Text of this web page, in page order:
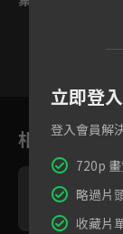
2
相關花絮
立即登
登入會員解
720p
略過片
收藏片